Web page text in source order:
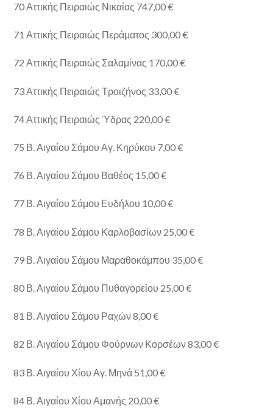
70 Αττικής Πειραιώς Νικαίας 747,00 €
71 Αττικής Πειραιώς Περάματος 300,00 €
72 Αττικής Πειραιώς Σαλαμίνας 170,00 €
73 Αττικής Πειραιώς Τροιζήνος 33,00 €
74 Αττικής Πειραιώς Ύδρας 220,00 €
75 Β. Αιγαίου Σάμου Αγ. Κηρύκου 7,00 €
76 Β. Αιγαίου Σάμου Βαθέος 15,00 €
77 Β. Αιγαίου Σάμου Ευδήλου 10,00 €
78 Β. Αιγαίου Σάμου Καρλοβασίων 25,00 €
79 Β. Αιγαίου Σάμου Μαραθοκάμπου 35,00 €
80 Β. Αιγαίου Σάμου Πυθαγορείου 25,00 €
81 Β. Αιγαίου Σάμου Ραχών 8,00 €
82 Β. Αιγαίου Σάμου Φούρνων Κορσέων 83,00 €
83 Β. Αιγαίου Χίου Αγ. Μηνά 51,00 €
84 Β. Αιγαίου Χίου Αμανής 20,00 €